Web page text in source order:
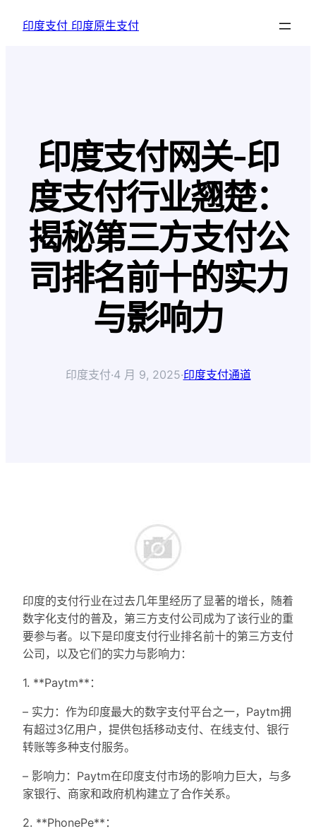
印度支付 印度原生支付
印度支付网关-印
度支付行业翘楚：
揭秘第三方支付公
司排名前十的实力
与影响力
印度支付·4 月 9, 2025·印度支付通道
印度的支付行业在过去几年里经历了显著的增长，随着
数字化支付的普及，第三方支付公司成为了该行业的重
要参与者。以下是印度支付行业排名前十的第三方支付
公司，以及它们的实力与影响力：
1. **Paytm**：
– 实力：作为印度最大的数字支付平台之一，Paytm拥
有超过3亿用户，提供包括移动支付、在线支付、银行
转账等多种支付服务。
– 影响力：Paytm在印度支付市场的影响力巨大，与多
家银行、商家和政府机构建立了合作关系。
2. **PhonePe**：